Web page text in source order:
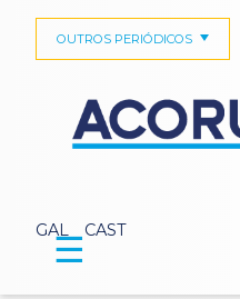
GAL CAST
OUTROS PERIÓDICOS
☰